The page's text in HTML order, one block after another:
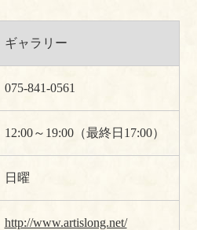
ギャラリー
075-841-0561
12:00～19:00（最終日17:00）
日曜
http://www.artislong.net/